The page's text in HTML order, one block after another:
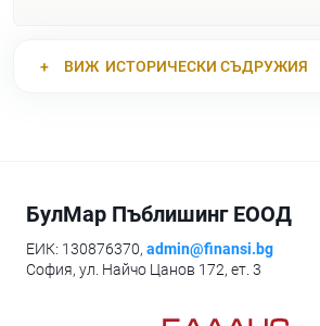
ВИЖ ИСТОРИЧЕСКИ СЪДРУЖИЯ
БулМар Пъблишинг ЕООД
ЕИК: 130876370, admin@finansi.bg
София, ул. Найчо Цанов 172, ет. 3